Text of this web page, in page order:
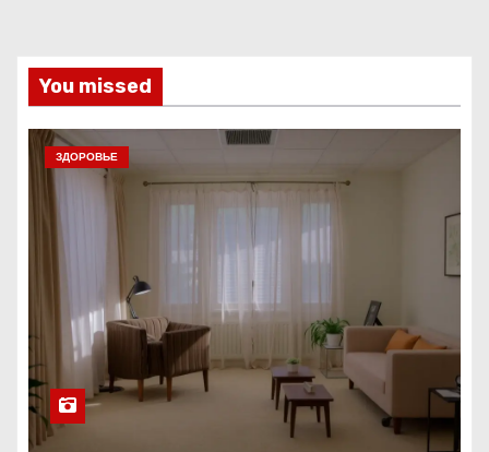
You missed
ЗДОРОВЬЕ